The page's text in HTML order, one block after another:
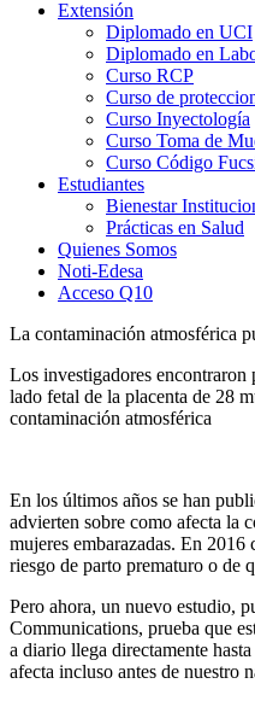
Extensión
Diplomado en UCI
Diplomado en
Curso RCP
Curso de
Curso Inyectología
Curso Toma de
Curso Código
Estudiantes
Bienestar
Prácticas en Salud
Quienes Somos
Noti-Edesa
Acceso Q10
La contaminación atmosférica
Los investigadores encontraron
lado fetal de la placenta de 28
contaminación atmosférica
En los últimos años se han
advierten sobre como afecta la
mujeres embarazadas. En 2016
riesgo de parto prematuro o de
Pero ahora, un nuevo estudio,
Communications, prueba que
a diario llega directamente
afecta incluso antes de nuestro